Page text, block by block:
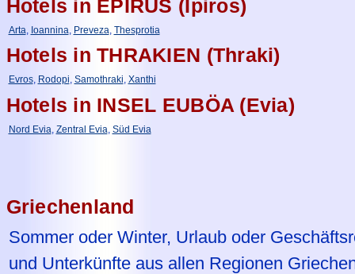
Hotels in EPIRUS (Ipiros)
Arta, Ioannina, Preveza, Thesprotia
Hotels in THRAKIEN (Thraki)
Evros, Rodopi, Samothraki, Xanthi
Hotels in INSEL EUBÖA (Evia)
Nord Evia Zentral Evia Süd Evia
Griechenland
Sommer oder Winter, Urlaub oder
und Unterkünfte aus allen Regionen